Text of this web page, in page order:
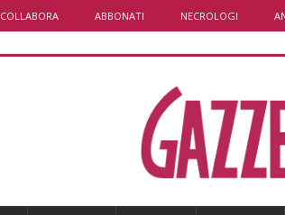
COLLABORA ABBONATI NECROLOGI